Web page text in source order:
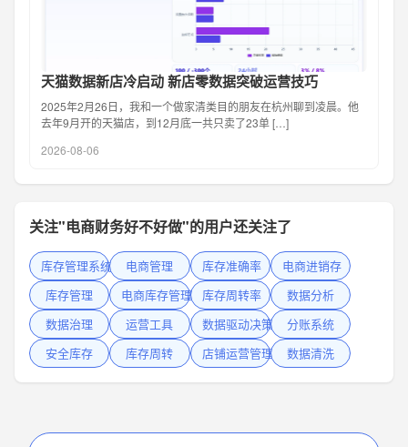
天猫数据新店冷启动 新店零数据突破运营技巧
2025年2月26日，我和一个做家清类目的朋友在杭州聊到凌晨。他
去年9月开的天猫店，到12月底一共只卖了23单 […]
2026-08-06
关注"电商财务好不好做"的用户还关注了
库存管理系统 电商管理 库存准确率
电商进销存
库存管理
电商库存管理 库存周转率
数据分析
数据治理
运营工具 数据驱动决策
分账系统
安全库存
库存周转 店铺运营管理 数据清洗